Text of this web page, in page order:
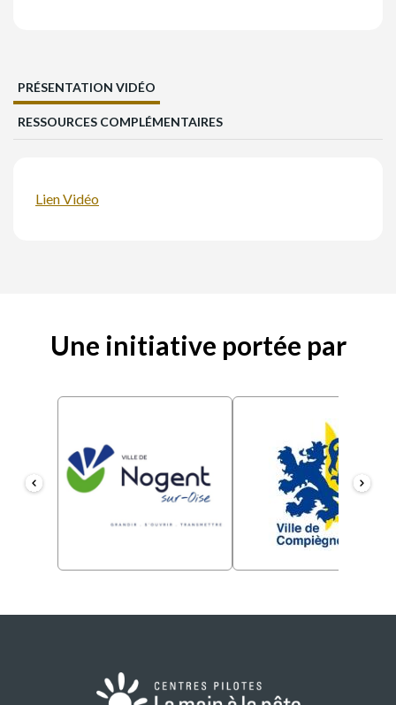
PRÉSENTATION VIDÉO
RESSOURCES COMPLÉMENTAIRES
Lien Vidéo
Une initiative portée par